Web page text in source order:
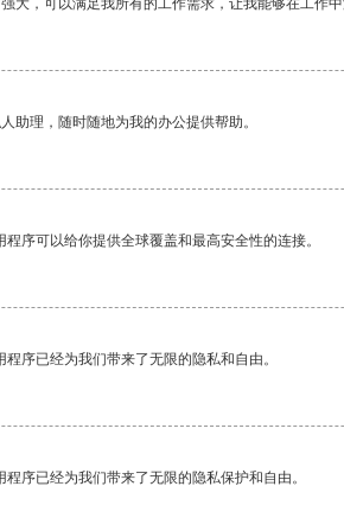
大，可以满足我所有的工作需求，让我能够在工作中
助理，随时随地为我的办公提供帮助。
序可以给你提供全球覆盖和最高安全性的连接。
序已经为我们带来了无限的隐私和自由。
序已经为我们带来了无限的隐私保护和自由。